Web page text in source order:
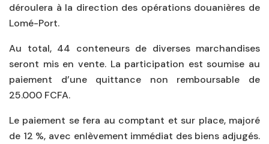
déroulera à la direction des opérations douanières de
Lomé-Port.
Au total, 44 conteneurs de diverses marchandises
seront mis en vente. La participation est soumise au
paiement d’une quittance non remboursable de
25.000 FCFA.
Le paiement se fera au comptant et sur place, majoré
de 12 %, avec enlèvement immédiat des biens adjugés.